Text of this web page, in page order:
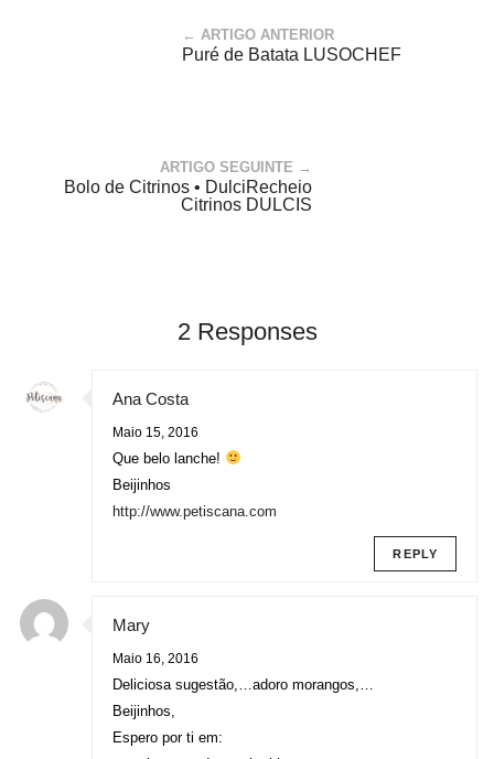
← ARTIGO ANTERIOR
Puré de Batata LUSOCHEF
ARTIGO SEGUINTE →
Bolo de Citrinos • DulciRecheio
Citrinos DULCIS
2 Responses
Ana Costa
Maio 15, 2016
Que belo lanche!
Beijinhos
http://www.petiscana.com
REPLY
Mary
Maio 16, 2016
Deliciosa sugestão,…adoro morangos,…
Beijinhos,
Espero por ti em: